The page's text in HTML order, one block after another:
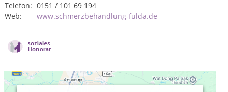
Telefon: 0151 / 101 69 194
Web:
www.schmerzbehandlung-fulda.de